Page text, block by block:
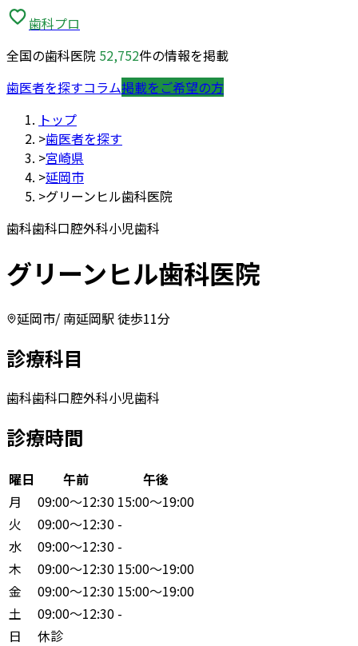
歯科プロ
全国の歯科医院 52,752件の情報を掲載
歯医者を探すコラム掲載をご希望の方
トップ
>歯医者を探す
>宮崎県
>延岡市
>グリーンヒル歯科医院
歯科歯科口腔外科小児歯科
グリーンヒル歯科医院
延岡市/ 南延岡駅 徒歩11分
診療科目
歯科歯科口腔外科小児歯科
診療時間
曜日 午前
午後
月
09:00〜12:30 15:00〜19:00
火
09:00〜12:30 -
水
09:00〜12:30 -
木
09:00〜12:30 15:00〜19:00
金
09:00〜12:30 15:00〜19:00
土
09:00〜12:30 -
日
休診